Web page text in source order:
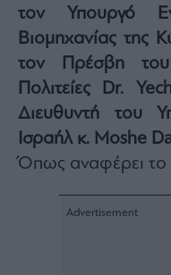
Watches
Yachts
Table
For
Αγορές
τον Υπουργό
Βιομηχανίας της
τον Πρέσβη του
Πολιτείες Dr.
Διευθυντή του
Ισραήλ κ. Moshe
Όπως αναφέρει